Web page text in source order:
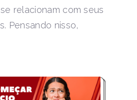
relacionam com seus
Pensando nisso,